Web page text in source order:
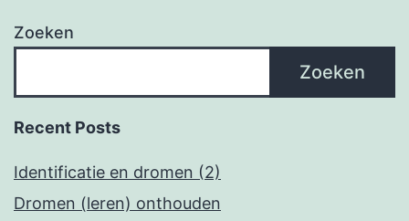
Zoeken
Zoeken
Recent Posts
Identificatie en dromen (2)
Dromen (leren) onthouden